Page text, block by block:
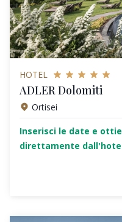
HOTEL
ADLER Dolomiti
Ortisei
Inserisci le date e
direttamente